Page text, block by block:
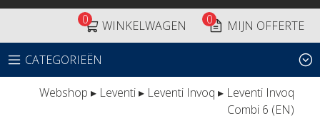
CATEGORIEËN
WINKELWAGEN
0 MIJN OFFERTE
0
Webshop ▸ Leventi▸ Leventi Invoq ▸ Leventi Invoq
Combi 6 (EN)